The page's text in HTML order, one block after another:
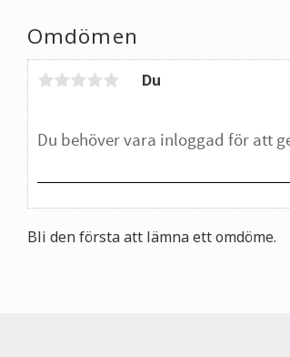
Omdömen
Du
Bli den första att lämna ett omdöme.